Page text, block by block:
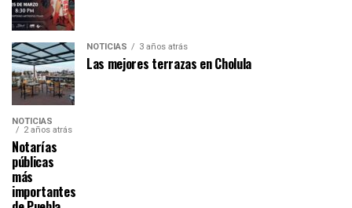
NOTICIAS 3 años atrás
Las mejores terrazas en Cholula
NOTICIAS
2 años atrás
Notarías
públicas
más
importantes